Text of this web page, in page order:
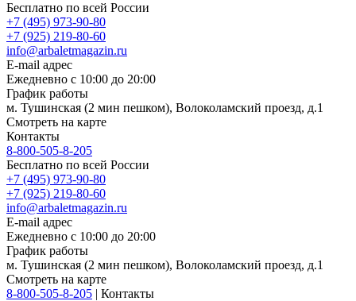
Бесплатно по всей России
+7 (495) 973-90-80
+7 (925) 219-80-60
info@arbaletmagazin.ru
E-mail адрес
Ежедневно с 10:00 до 20:00
График работы
м. Тушинская (2 мин пешком), Волоколамский проезд, д.1
Смотреть на карте
Контакты
8-800-505-8-205
Бесплатно по всей России
+7 (495) 973-90-80
+7 (925) 219-80-60
info@arbaletmagazin.ru
E-mail адрес
Ежедневно с 10:00 до 20:00
График работы
м. Тушинская (2 мин пешком), Волоколамский проезд, д.1
Смотреть на карте
8-800-505-8-205 | Контакты